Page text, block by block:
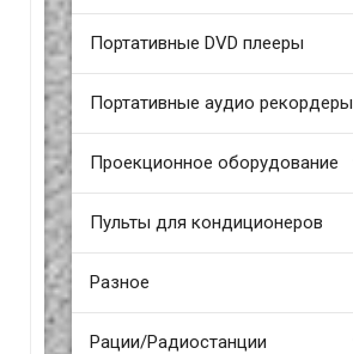
Портативные DVD плееры
Портативные аудио рекордеры
Проекционное оборудование
Пульты для кондиционеров
Разное
Рации/Радиостанции